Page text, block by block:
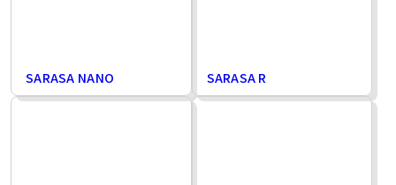
SARASA NANO SARASA R